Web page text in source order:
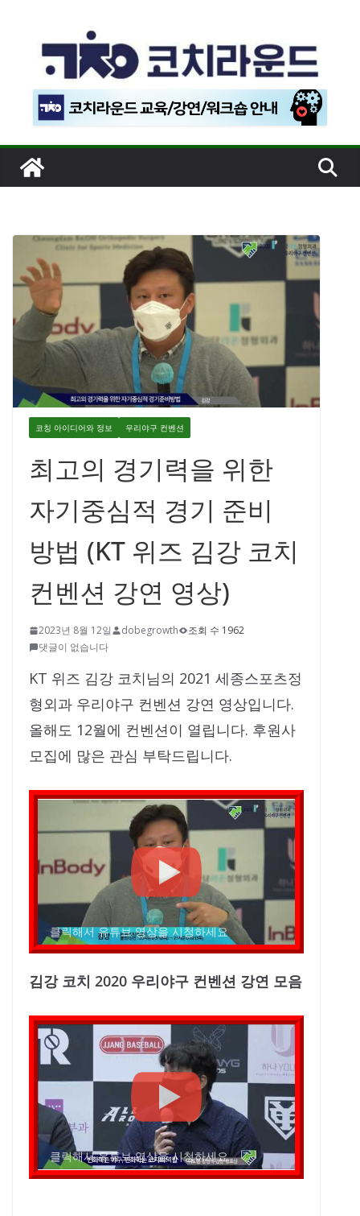
너
기
코칭 아이디어와 정보 우리야구 컨벤션
최고의 경기력을 위한
자기중심적 경기 준비
방법 (KT 위즈 김강 코치
컨벤션 강연 영상)
2023년 8월 12일 dobegrowth
조회 수 1962
댓글이 없습니다
KT 위즈 김강 코치님의 2021 세종스포츠정
형외과 우리야구 컨벤션 강연 영상입니다.
올해도 12월에 컨벤션이 열립니다. 후원사
모집에 많은 관심 부탁드립니다.
클릭해서 유튜브 영상을 시청하세요
김강 코치 2020 우리야구 컨벤션 강연 모음
클릭해서 유튜브 영상을 시청하세요